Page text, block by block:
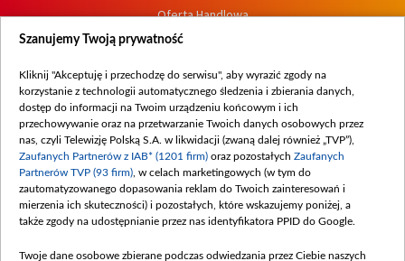
Oferta Handlowa
Dostępność
Procedura zgłoszeń wewnętrznych
Szanujemy Twoją prywatność
Kliknij "Akceptuję i przechodzę do serwisu", aby wyrazić zgody na
korzystanie z technologii automatycznego śledzenia i zbierania danych,
dostęp do informacji na Twoim urządzeniu końcowym i ich
przechowywanie oraz na przetwarzanie Twoich danych osobowych przez
nas, czyli Telewizję Polską S.A. w likwidacji (zwaną dalej również „TVP”),
Zaufanych Partnerów z IAB* (1201 firm) oraz pozostałych Zaufanych
Partnerów TVP (93 firm) , w celach marketingowych (w tym do
zautomatyzowanego dopasowania reklam do Twoich zainteresowań i
mierzenia ich skuteczności) i pozostałych, które wskazujemy poniżej, a
także zgody na udostępnianie przez nas identyfikatora PPID do Google.
Twoje dane osobowe zbierane podczas odwiedzania przez Ciebie naszych